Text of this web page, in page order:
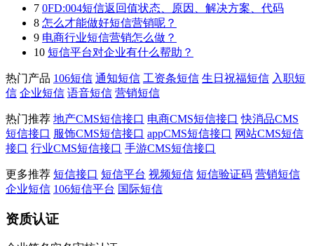
7 0FD:004短信返回值状态、原因、解决方案、代码
8 怎么才能做好短信营销呢？
9 电商行业短信营销怎么做？
10 短信平台对企业有什么帮助？
热门产品 106短信 通知短信 工资条短信 生日祝福短信 入职短
信 企业短信 语音短信 营销短信
热门推荐 地产CMS短信接口 电商CMS短信接口 快消品CMS
短信接口 服饰CMS短信接口 appCMS短信接口 网站CMS短信
接口 行业CMS短信接口 手游CMS短信接口
更多推荐 短信接口 短信平台 视频短信 短信验证码 营销短信
企业短信 106短信平台 国际短信
资质认证